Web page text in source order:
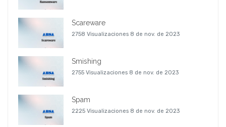
Scareware
2758 Visualizaciones 8 de nov. de 2023
Smishing
2755 Visualizaciones 8 de nov. de 2023
Spam
2225 Visualizaciones 8 de nov. de 2023